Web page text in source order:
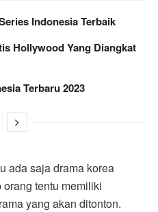
Indonesia Terbaik
Hollywood Yang Diangkat
Terbaru 2023
ada saja drama korea
tentu memiliki
yang akan ditonton.